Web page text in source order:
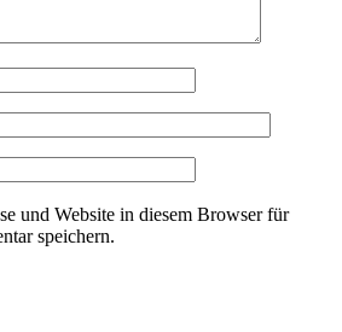
und Website in diesem Browser für
speichern.